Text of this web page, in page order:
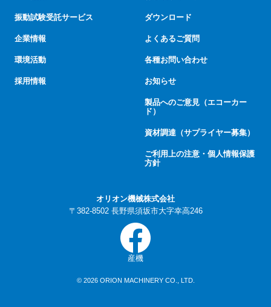
振動試験受託サービス
企業情報
環境活動
採用情報
ダウンロード
よくあるご質問
各種お問い合わせ
お知らせ
製品へのご意見（エコーカー
ド）
資材調達（サプライヤー募集）
ご利用上の注意・個人情報保護
方針
オリオン機械株式会社
〒382-8502 長野県須坂市大字幸高246
産機
© 2026 ORION MACHINERY CO., LTD.